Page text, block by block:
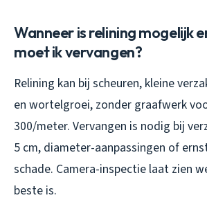
Wanneer is relining mogelijk
moet ik vervangen?
Relining kan bij scheuren, kleine
en wortelgroei, zonder graafwerk
300/meter. Vervangen is nodig bij
5 cm, diameter-aanpassingen of
schade. Camera-inspectie laat zien
beste is.